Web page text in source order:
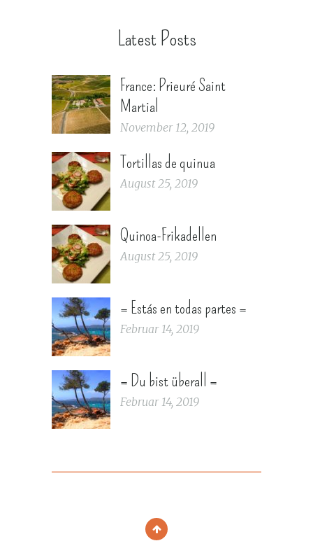
Latest Posts
France: Prieuré Saint
Martial
November 12, 2019
Tortillas de quinua
August 25, 2019
Quinoa-Frikadellen
August 25, 2019
= Estás en todas partes =
Februar 14, 2019
= Du bist überall =
Februar 14, 2019